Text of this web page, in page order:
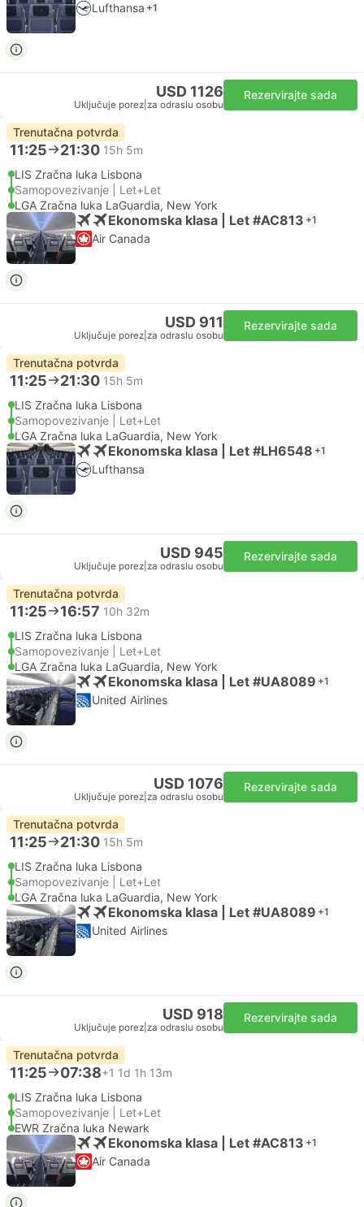
Lufthansa +1
USD 1126
Uključuje porez za odraslu osobu
Rezervirajte sada
Trenutačna potvrda
11:25 21:30 15h 5m
LIS Zračna luka Lisbona
Samopovezivanje | Let+Let
LGA Zračna luka LaGuardia, New York
Ekonomska klasa | Let #AC813 +1
Air Canada
USD 911
Uključuje porez za odraslu osobu
Rezervirajte sada
Trenutačna potvrda
11:25 21:30 15h 5m
LIS Zračna luka Lisbona
Samopovezivanje | Let+Let
LGA Zračna luka LaGuardia, New York
Ekonomska klasa | Let #LH6548 +1
Lufthansa
USD 945
Uključuje porez za odraslu osobu
Rezervirajte sada
Trenutačna potvrda
11:25 16:57 10h 32m
LIS Zračna luka Lisbona
Samopovezivanje | Let+Let
LGA Zračna luka LaGuardia, New York
Ekonomska klasa | Let #UA8089 +1
United Airlines
USD 1076
Uključuje porez za odraslu osobu
Rezervirajte sada
Trenutačna potvrda
11:25 21:30 15h 5m
LIS Zračna luka Lisbona
Samopovezivanje | Let+Let
LGA Zračna luka LaGuardia, New York
Ekonomska klasa | Let #UA8089 +1
United Airlines
USD 918
Uključuje porez za odraslu osobu
Rezervirajte sada
Trenutačna potvrda
11:25 07:38+1 1d 1h 13m
LIS Zračna luka Lisbona
Samopovezivanje | Let+Let
EWR Zračna luka Newark
Ekonomska klasa | Let #AC813 +1
Air Canada